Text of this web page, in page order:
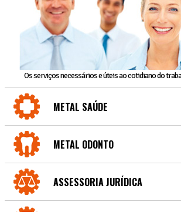
Os serviços necessários e úteis ao cotidiano do
METAL SAÚDE
METAL ODONTO
ASSESSORIA JURÍDICA